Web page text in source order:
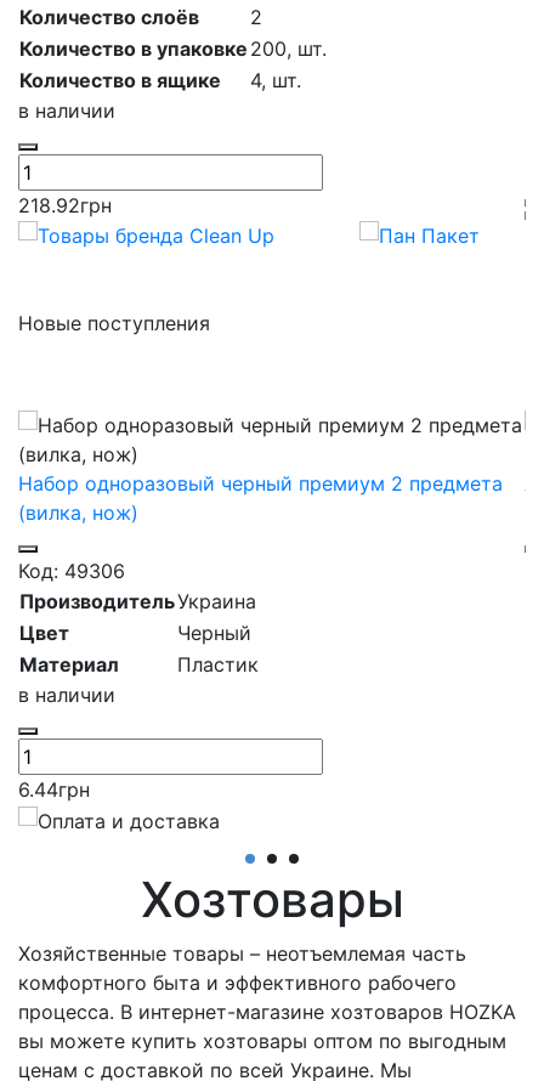
Количество слоёв
2
Количество в упаковке 200, шт.
Количество в ящике
4, шт.
в наличии
218.92грн
Новые поступления
Набор одноразовый черный премиум 2 предмета
(вилка, нож)
Код: 49306
ПроизводительУкраина
Цвет
Черный
Материал
Пластик
в наличии
6.44грн
Хозтовары
Хозяйственные товары – неотъемлемая часть
комфортного быта и эффективного рабочего
процесса. В интернет-магазине хозтоваров HOZKA
вы можете купить хозтовары оптом по выгодным
ценам с доставкой по всей Украине. Мы